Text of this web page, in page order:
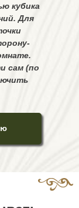
кубика
Для
сам (по